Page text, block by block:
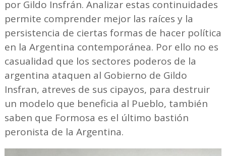
por Gildo Insfrán. Analizar estas continuidades
permite comprender mejor las raíces y la
persistencia de ciertas formas de hacer política
en la Argentina contemporánea. Por ello no es
casualidad que los sectores poderos de la
argentina ataquen al Gobierno de Gildo
Insfran, atreves de sus cipayos, para destruir
un modelo que beneficia al Pueblo, también
saben que Formosa es el último bastión
peronista de la Argentina.